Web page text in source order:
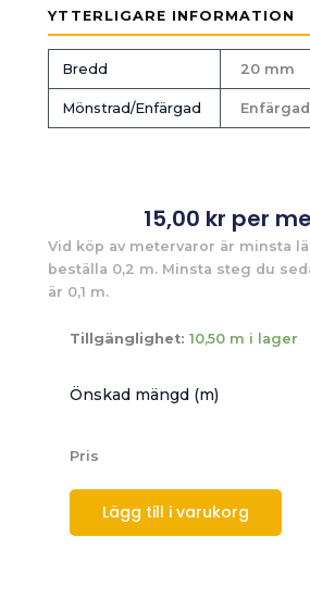
YTTERLIGARE INFORMATION
Bredd 20 mm
Mönstrad/Enfärgad Enfärgad
15,00 kr per
Vid köp av metervaror är minsta
beställa 0,2 m. Minsta steg du
är 0,1 m.
Tillgänglighet: 10,50 m i lager
Önskad mängd (m)
Pris
Lägg till i varukorg